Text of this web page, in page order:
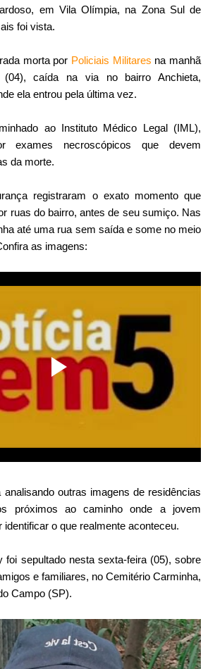
em Vila Olímpia, na Zona Sul de
foi vista.
morta por Policiais Militares na manhã
(04), caída na via no bairro Anchieta,
ela entrou pela última vez.
ao Instituto Médico Legal (IML),
exames necroscópicos que devem
da morte.
registraram o exato momento que
ruas do bairro, antes de seu sumiço. Nas
até uma rua sem saída e some no meio
as imagens:
outras imagens de residências
próximos ao caminho onde a jovem
identificar o que realmente aconteceu.
foi sepultado nesta sexta-feira (05), sobre
e familiares, no Cemitério Carminha,
Campo (SP).